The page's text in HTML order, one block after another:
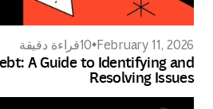
February 11, 2026
10قراءة دقيقة
A Guide to Identifying and
Resolving Issues